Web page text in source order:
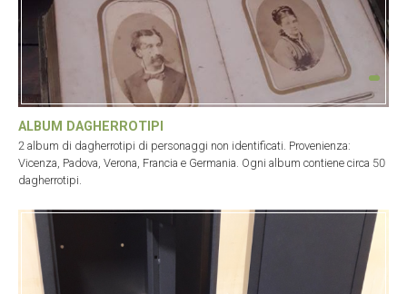
ALBUM DAGHERROTIPI
2 album di dagherrotipi di personaggi non identificati. Provenienza:
Vicenza, Padova, Verona, Francia e Germania. Ogni album contiene circa 50
dagherrotipi.